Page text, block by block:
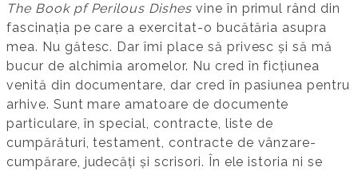
The Book pf Perilous Dishesvine în primul rând din
fascinația pe care a exercitat-o bucătăria asupra
mea. Nu gătesc. Dar îmi place să privesc și să mă
bucur de alchimia aromelor. Nu cred în ficțiunea
venită din documentare, dar cred în pasiunea pentru
arhive. Sunt mare amatoare de documente
particulare, în special, contracte, liste de
cumpărături, testament, contracte de vânzare-
cumpărare, judecăți și scrisori. În ele istoria ni se